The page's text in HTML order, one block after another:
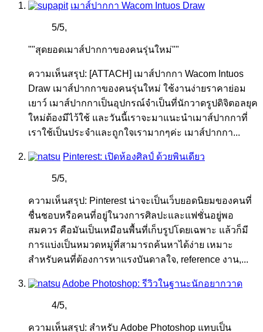
เมาส์ปากกา Wacom Intuos Draw
5/5,
""สุดยอดเมาส์ปากกาของคนรุ่นใหม่""
ความเห็นสรุป: [ATTACH] เมาส์ปากกา Wacom Intuos
Draw เมาส์ปากกาของคนรุ่นใหม่ ใช้งานง่ายราคาย่อม
เยาว์ เมาส์ปากกาเป็นอุปกรณ์จำเป็นที่นักวาดรูปดิจิตอลยุค
ใหม่ต้องมีไว้ใช้ และวันนี้เราจะมาแนะนำเมาส์ปากกาที่
เราใช้เป็นประจำและถูกใจเรามากๆค่ะ เมาส์ปากกา...
Pinterest: เปิดห้องศิลป์ ด้วยพินเดียว
5/5,
ความเห็นสรุป: Pinterest น่าจะเป็นเว็บยอดนิยมของคนที่
ชื่นชอบหรือคนที่อยู่ในวงการศิลปะและแฟชั่นอยู่พอ
สมควร คือมันเป็นเหมือนพื้นที่เก็บรูปโดยเฉพาะ แล้วก็มี
การแบ่งเป็นหมวดหมู่ที่สามารถค้นหาได้ง่าย เหมาะ
สำหรับคนที่ต้องการหาแรงบันดาลใจ, reference งาน,...
Adobe Photoshop: รีวิวในฐานะนักอยากวาด
4/5,
ความเห็นสรุป: สำหรับ Adobe Photoshop แทบเป็น